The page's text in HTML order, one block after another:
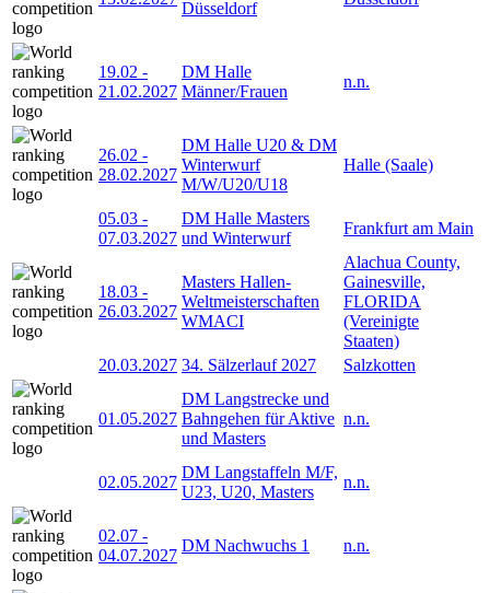
Düsseldorf
19.02 -
21.02.2027
DM Halle
Männer/Frauen
n.n.
26.02 -
28.02.2027
DM Halle U20 & DM
Winterwurf
M/W/U20/U18
Halle (Saale)
05.03 -
07.03.2027
DM Halle Masters
und Winterwurf
Frankfurt am Main
18.03 -
26.03.2027
Masters Hallen-
Weltmeisterschaften
WMACI
Alachua County,
Gainesville,
FLORIDA
(Vereinigte
Staaten)
20.03.2027 34. Sälzerlauf 2027 Salzkotten
01.05.2027
DM Langstrecke und
Bahngehen für Aktive
und Masters
n.n.
02.05.2027
DM Langstaffeln M/F,
U23, U20, Masters
n.n.
02.07 -
04.07.2027
DM Nachwuchs 1 n.n.